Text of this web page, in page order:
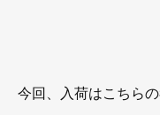
今回、入荷はこちら